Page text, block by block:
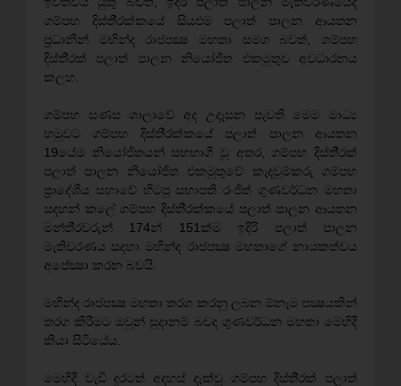
ගම්පහ දිස්ති‍්‍රක්කයේ සියඵම පලාත් පාලන ආයතන
ප‍්‍රධානීන් මහින්ද රාජපක්‍ෂ මහතා සමග බවත්, ගම්පහ
දිස්ති‍්‍රක් පලාත් පාලන නියෝජිත එකමුතුව අවධාරනය
කලහ.
ගම්පහ සණස ශාලාවේ අද උදෑසන පැවති මෙම මාධ්‍ය
හමුවට ගම්පහ දිස්ති‍්‍රක්කයේ පලාත් පාලන ආයතන
19යේම නියෝජිතයන් සහභාගී වූ අතර, ගම්පහ දිස්ති‍්‍රක්
පලාත් පාලන නියෝජිත එකමුතුවේ කැදවුම්කරු ගම්පහ
ප‍්‍රාදේශීය සභාවේ හිටපු සභාපති රංජිත් ගුණවර්ධන මහතා
සදහන් කලේ ගම්පහ දිස්ති‍්‍රක්කයේ පලාත් පාලන ආයතන
මන්තී‍්‍රවරුන් 174න් 151ක්ම ඉදිරි පලාත් පාලන
මැතිවරණය සදහා මහින්ද රාජපක්‍ෂ මහතාගේ නායකත්වය
අපේක්‍ෂා කරන බවයි.
මහින්ද රාජපක්‍ෂ මහතා තරග කරනු ලබන ඕනෑම පක්‍ෂයකින්
තරග කිරීමට ඔවුන් සූදානම් බවද ගුණවර්ධන මහතා මෙහිදී
කියා සිටියේය.
මෙහිදී වැඩි දුරටත් අදහස් දැක්වූ ගම්පහ දිස්ති‍්‍රක් පලාත්